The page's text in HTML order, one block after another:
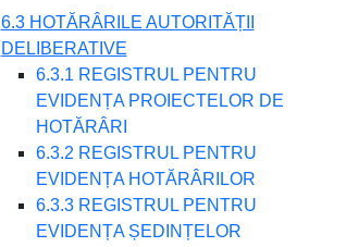
6.3 HOTĂRÂRILE AUTORITĂȚII
DELIBERATIVE
6.3.1 REGISTRUL PENTRU
EVIDENȚA PROIECTELOR DE
HOTĂRÂRI
6.3.2 REGISTRUL PENTRU
EVIDENȚA HOTĂRÂRILOR
6.3.3 REGISTRUL PENTRU
EVIDENȚA ȘEDINȚELOR